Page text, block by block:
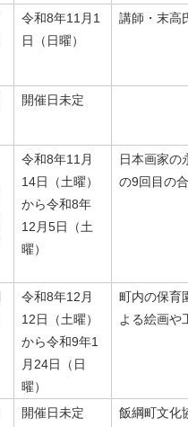
令和8年11月1
日（日曜）
講師・末高
開催日未定
令和8年11月
14日（土曜）
から令和8年
12月5日（土
曜）
日本画家の
の9回目の
令和8年12月
12日（土曜）
から令和9年1
月24日（日
曜）
町内の保育
よる絵画や
開催日未定 飯綱町文化